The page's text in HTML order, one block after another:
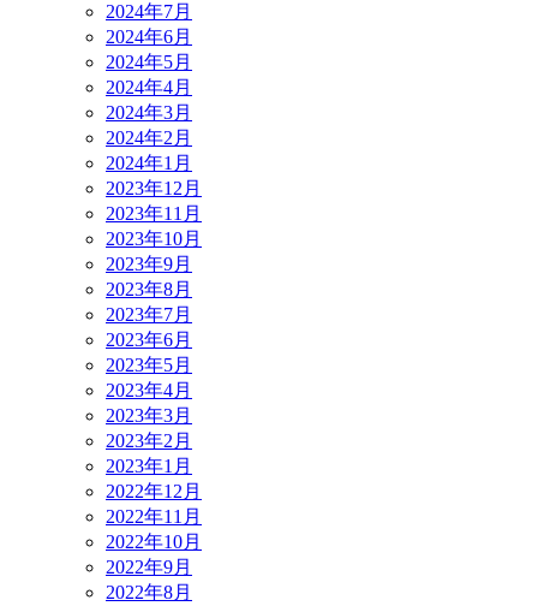
2024年7月
2024年6月
2024年5月
2024年4月
2024年3月
2024年2月
2024年1月
2023年12月
2023年11月
2023年10月
2023年9月
2023年8月
2023年7月
2023年6月
2023年5月
2023年4月
2023年3月
2023年2月
2023年1月
2022年12月
2022年11月
2022年10月
2022年9月
2022年8月